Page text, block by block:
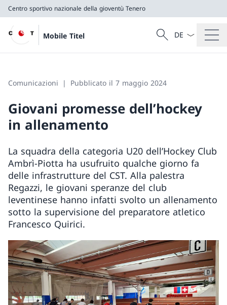
Centro sportivo nazionale della gioventù Tenero
Mobile Titel
Cercare
Ricerca
Dal menu a
Comunicazioni Pubblicato il 7 maggio 2024
Giovani promesse dell’hockey
in allenamento
La squadra della categoria U20 dell’Hockey Club
Ambrì-Piotta ha usufruito qualche giorno fa
delle infrastrutture del CST. Alla palestra
Regazzi, le giovani speranze del club
leventinese hanno infatti svolto un allenamento
sotto la supervisione del preparatore atletico
Francesco Quirici.